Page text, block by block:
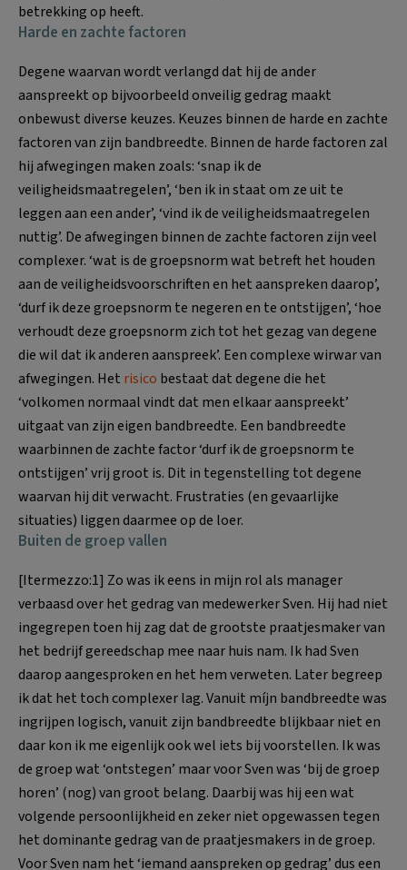
betrekking op heeft.
Harde en zachte factoren
Degene waarvan wordt verlangd dat hij de ander
aanspreekt op bijvoorbeeld onveilig gedrag maakt
onbewust diverse keuzes. Keuzes binnen de harde en zachte
factoren van zijn bandbreedte. Binnen de harde factoren zal
hij afwegingen maken zoals: ‘snap ik de
veiligheidsmaatregelen’, ‘ben ik in staat om ze uit te
leggen aan een ander’, ‘vind ik de veiligheidsmaatregelen
nuttig’. De afwegingen binnen de zachte factoren zijn veel
complexer. ‘wat is de groepsnorm wat betreft het houden
aan de veiligheidsvoorschriften en het aanspreken daarop’,
‘durf ik deze groepsnorm te negeren en te ontstijgen’, ‘hoe
verhoudt deze groepsnorm zich tot het gezag van degene
die wil dat ik anderen aanspreek’. Een complexe wirwar van
afwegingen. Het risico bestaat dat degene die het
‘volkomen normaal vindt dat men elkaar aanspreekt’
uitgaat van zijn eigen bandbreedte. Een bandbreedte
waarbinnen de zachte factor ‘durf ik de groepsnorm te
ontstijgen’ vrij groot is. Dit in tegenstelling tot degene
waarvan hij dit verwacht. Frustraties (en gevaarlijke
situaties) liggen daarmee op de loer.
Buiten de groep vallen
[Itermezzo:1] Zo was ik eens in mijn rol als manager
verbaasd over het gedrag van medewerker Sven. Hij had niet
ingegrepen toen hij zag dat de grootste praatjesmaker van
het bedrijf gereedschap mee naar huis nam. Ik had Sven
daarop aangesproken en het hem verweten. Later begreep
ik dat het toch complexer lag. Vanuit míjn bandbreedte was
ingrijpen logisch, vanuit zijn bandbreedte blijkbaar niet en
daar kon ik me eigenlijk ook wel iets bij voorstellen. Ik was
de groep wat ‘ontstegen’ maar voor Sven was ‘bij de groep
horen’ (nog) van groot belang. Daarbij was hij een wat
volgende persoonlijkheid en zeker niet opgewassen tegen
het dominante gedrag van de praatjesmakers in de groep.
Voor Sven nam het ‘iemand aanspreken op gedrag’ dus een